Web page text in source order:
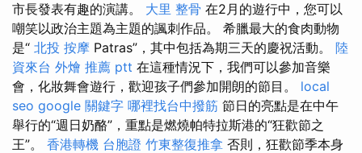
市長發表有趣的演講。 大里 整骨 在2月的遊行中，您可以
嘲笑以政治主題為主題的諷刺作品。 希臘最大的食肉動物
是“ 北投 按摩 Patras”，其中包括為期三天的慶祝活動。 陸
資來台 外燴 推薦 ptt 在這種情況下，我們可以參加音樂
會，化妝舞會遊行，歡迎孩子們參加開朗的節目。 local
seo google 關鍵字 哪裡找台中撥筋 節日的亮點是在中午
舉行的“週日奶酪”，重點是燃燒帕特拉斯港的“狂歡節之
王”。 香港轉機 台胞證 竹東整復推拿 否則，狂歡節季本身